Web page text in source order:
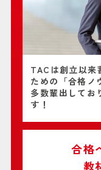
TACは創立以来
ための「合格ノ
多数輩出してお
す！
合格
教